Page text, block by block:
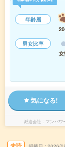
年齢層
男女比率
気になる!
派遣会社 マンパ